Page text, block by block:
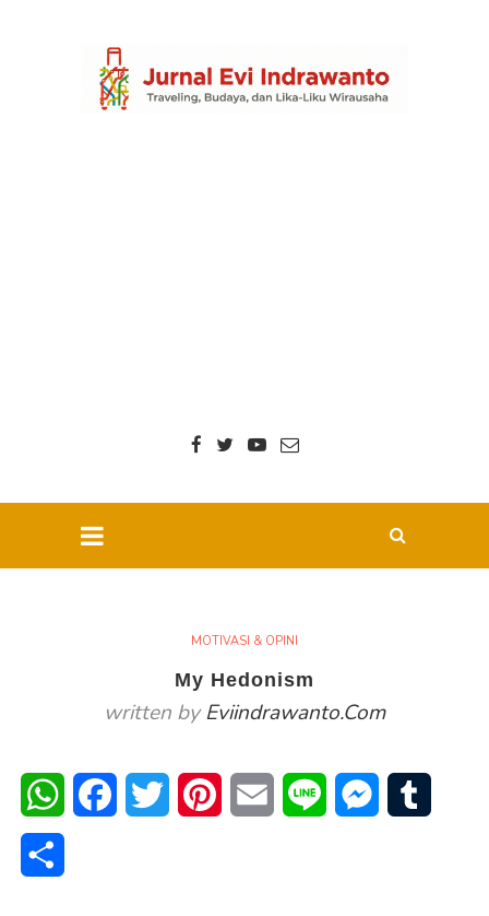
MOTIVASI & OPINI
My Hedonism
written byEviindrawanto.com
WhatsAppFacebookTwitter PinterestEmail Line Messenger